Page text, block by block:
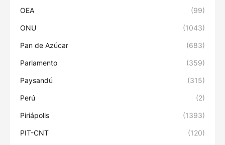
OEA (99)
ONU (1043)
Pan de Azúcar (683)
Parlamento (359)
Paysandú (315)
Perú (2)
Piriápolis (1393)
PIT-CNT (120)